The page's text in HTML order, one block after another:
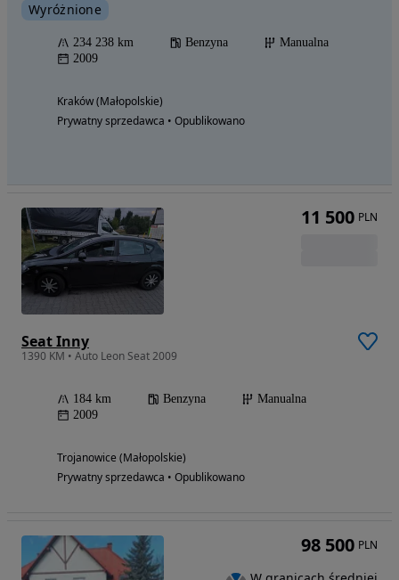
Wyróżnione
234 238 km Benzyna
Manualna
2009
Kraków (Małopolskie)
Prywatny sprzedawca • Opublikowano
Seat Inny
1390 KM • Auto Leon Seat 2009
184 km Benzyna
Manualna
2009
Trojanowice (Małopolskie)
Prywatny sprzedawca • Opublikowano
11 500 PLN
98 500 PLN